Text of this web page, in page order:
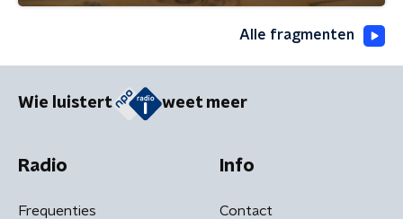
Alle fragmenten
Wie luistert weet meer
Radio
Frequenties
Info
Contact